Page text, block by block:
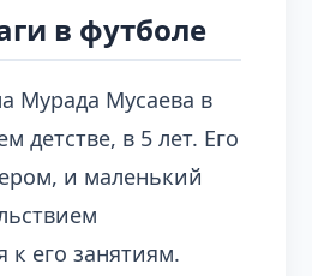
в футболе
Мурада Мусаева в
детстве, в 5 лет. Его
и маленький
к его занятиям.